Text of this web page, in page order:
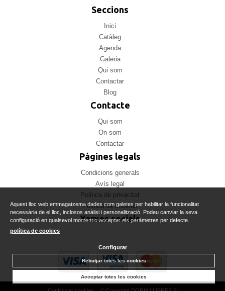
Seccions
Inici
Catàleg
Agenda
Galeria
Qui som
Contactar
Blog
Contacte
Qui som
On som
Contactar
Pàgines legals
Condicions generals
Avís legal
Politica de privacitat
Politica de cookies
Xarxes socials
Aquest lloc web emmagatzema dades com galetes per habilitar la funcionalitat
necessària de el lloc, inclosos anàlisi i personalització. Podeu canviar la seva
configuració en qualsevol moment o acceptar els paràmetres per defecte.
política de cookies
Configurar
Rebutjar totes les cookies
Acceptar totes les cookies